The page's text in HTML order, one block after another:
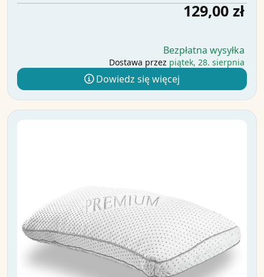
129,00 zł
Bezpłatna wysyłka
Dostawa przez piątek, 28. sierpnia
Dowiedz się więcej